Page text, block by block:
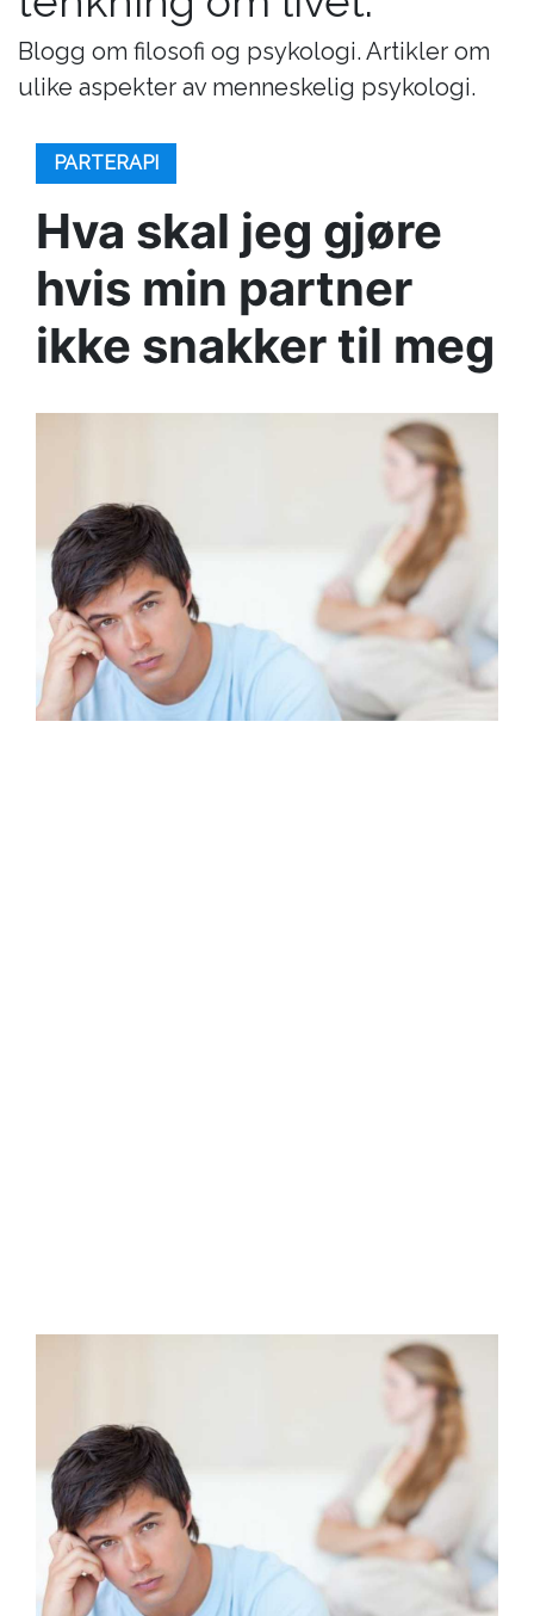
Blogg om filosofi og psykologi. Artikler om
ulike aspekter av menneskelig psykologi.
PARTERAPI
Hva skal jeg gjøre
hvis min partner
ikke snakker til meg